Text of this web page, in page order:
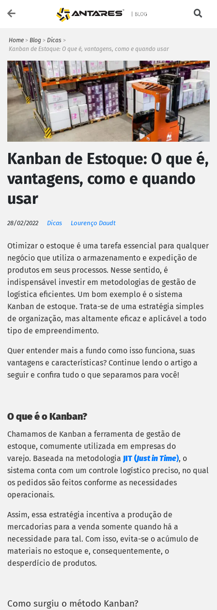
Home > Blog > Dicas >
Kanban de Estoque: O que é, vantagens, como e quando usar
Kanban de Estoque: O que é,
vantagens, como e quando
usar
28/02/2022 Dicas Lourenço Daudt
Otimizar o estoque é uma tarefa essencial para qualquer
negócio que utiliza o armazenamento e expedição de
produtos em seus processos. Nesse sentido, é
indispensável investir em metodologias de gestão de
logística eficientes. Um bom exemplo é o sistema
Kanban de estoque. Trata-se de uma estratégia simples
de organização, mas altamente eficaz e aplicável a todo
tipo de empreendimento.
Quer entender mais a fundo como isso funciona, suas
vantagens e características? Continue lendo o artigo a
seguir e confira tudo o que separamos para você!
O que é o Kanban?
Chamamos de Kanban a ferramenta de gestão de
estoque, comumente utilizada em empresas do
varejo. Baseada na metodologia JIT (Just in Time), o
sistema conta com um controle logístico preciso, no qual
os pedidos são feitos conforme as necessidades
operacionais.
Assim, essa estratégia incentiva a produção de
mercadorias para a venda somente quando há a
necessidade para tal. Com isso, evita-se o acúmulo de
materiais no estoque e, consequentemente, o
desperdício de produtos.
Como surgiu o método Kanban?